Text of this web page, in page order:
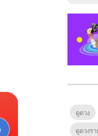
ดูดวง
ดูดวงร